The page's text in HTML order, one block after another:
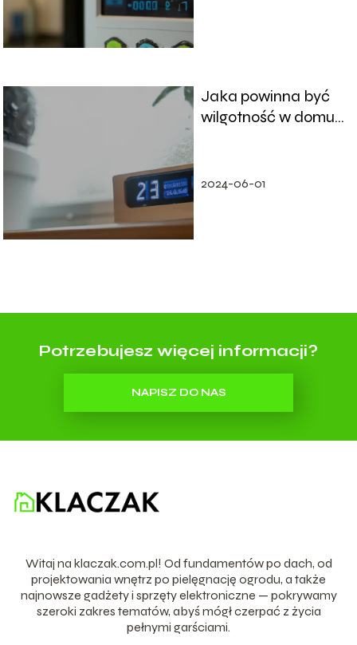
Jaka powinna być
wilgotność w domu:
2024-06-01
Potrzebujesz więcej informacji?
NAPISZ DO NAS
Witaj na klaczak.com.pl! Od fundamentów po dach, od
projektowania wnętrz po pielęgnację ogrodu, a także
najnowsze gadżety i sprzęty elektroniczne — pokrywamy
szeroki zakres tematów, abyś mógł czerpać z życia
pełnymi garściami.